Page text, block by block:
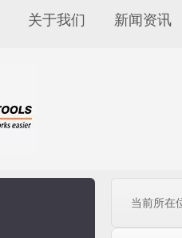
关于我们 新闻资讯
当前所在